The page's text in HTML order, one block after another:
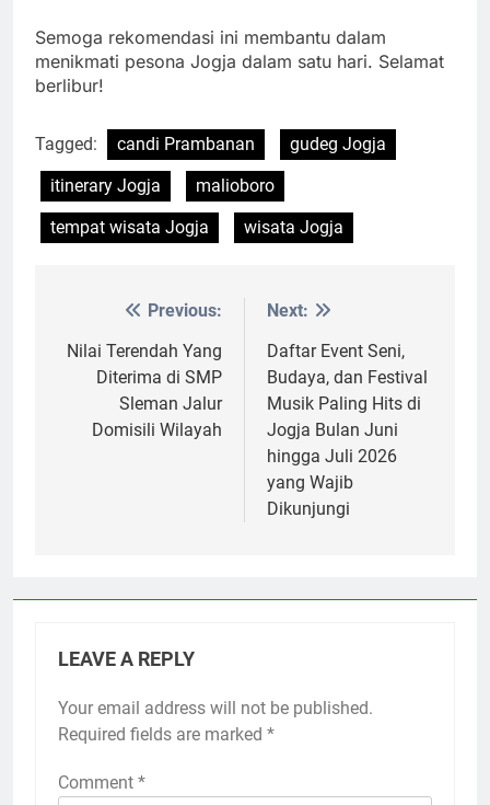
Semoga rekomendasi ini membantu dalam
menikmati pesona Jogja dalam satu hari. Selamat
berlibur!
Tagged: candi Prambanan
gudeg Jogja
itinerary Jogja
malioboro
tempat wisata Jogja
wisata Jogja
navigation
Previous:
Nilai Terendah Yang
Diterima di SMP
Sleman Jalur
Domisili Wilayah
Next:
Daftar Event Seni,
Budaya, dan Festival
Musik Paling Hits di
Jogja Bulan Juni
hingga Juli 2026
yang Wajib
Dikunjungi
LEAVE A REPLY
Your email address will not be published.
Required fields are marked *
Comment *